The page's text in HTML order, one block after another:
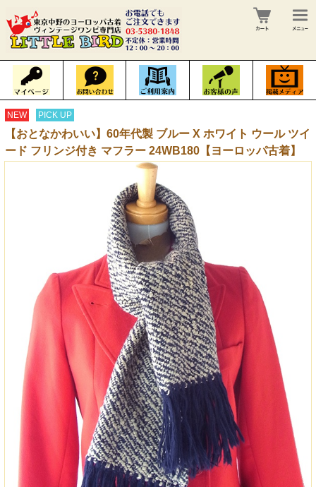
NEW PICK UP
【おとなかわいい】60年代製 ブルー X ホワイト ウール ツイ
ード フリンジ付き マフラー 24WB180【ヨーロッパ古着】